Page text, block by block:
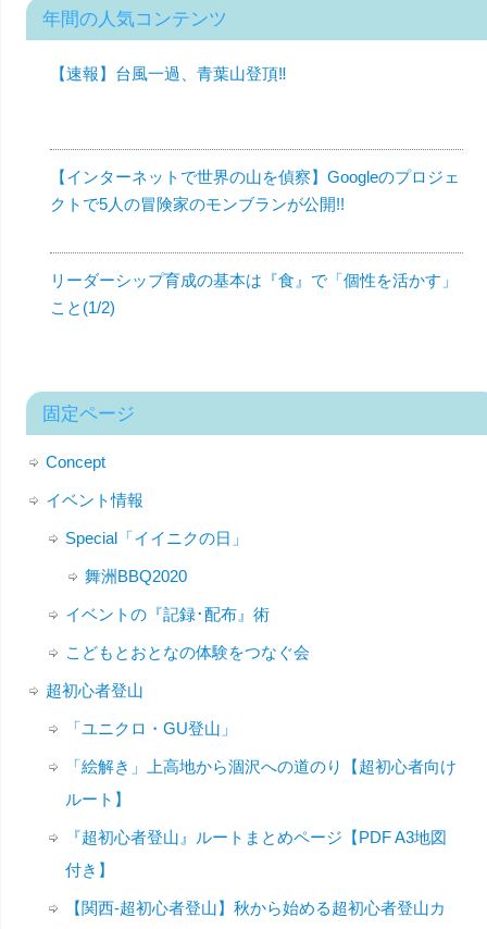
年間の人気コンテンツ
【速報】台風一過、青葉山登頂‼︎
【インターネットで世界の山を偵察】Googleのプロジェ
クトで5人の冒険家のモンブランが公開!!
リーダーシップ育成の基本は『食』で「個性を活かす」
こと(1/2)
固定ページ
Concept
イベント情報
Special「イイニクの日」
舞洲BBQ2020
イベントの『記録･配布』術
こどもとおとなの体験をつなぐ会
超初心者登山
「ユニクロ・GU登山」
「絵解き」上高地から涸沢への道のり【超初心者向け
ルート】
『超初心者登山』ルートまとめページ【PDF A3地図
付き】
【関西-超初心者登山】秋から始める超初心者登山カ